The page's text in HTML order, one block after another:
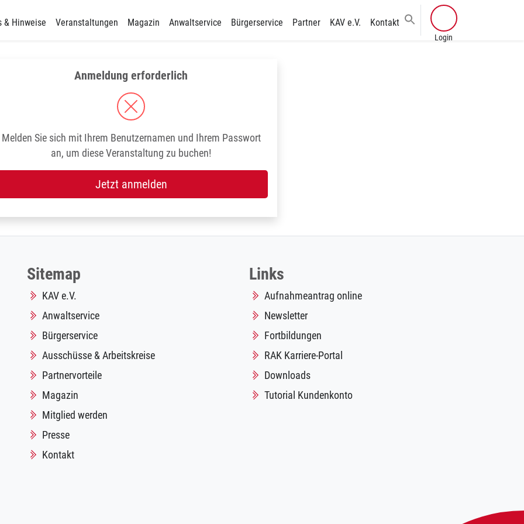
& Hinweise Veranstaltungen Magazin Anwaltservice Bürgerservice Partner KAV e.V. Kontakt
Anmeldung erforderlich
Melden Sie sich mit Ihrem Benutzernamen und Ihrem Passwort
an, um diese Veranstaltung zu buchen!
Jetzt anmelden
Sitemap
KAV e.V.
Anwaltservice
Bürgerservice
Ausschüsse & Arbeitskreise
Partnervorteile
Magazin
Mitglied werden
Presse
Kontakt
Links
Aufnahmeantrag online
Newsletter
Fortbildungen
RAK Karriere-Portal
Downloads
Tutorial Kundenkonto